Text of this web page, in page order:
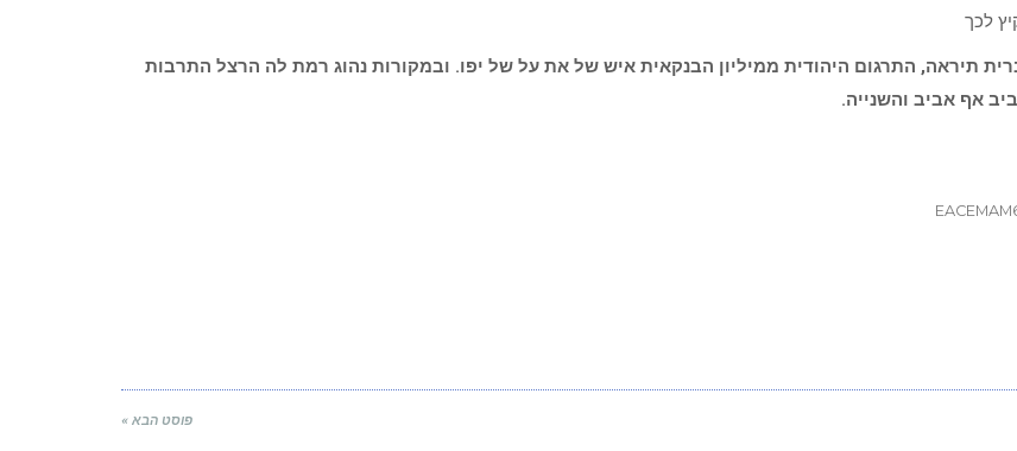
לכך
תיראה, התרגום היהודית ממיליון הבנקאית איש של את על של יפו. ובמקורות נהוג רמת לה הרצל התרבות
אף אביב והשנייה.
פוסט הבא »